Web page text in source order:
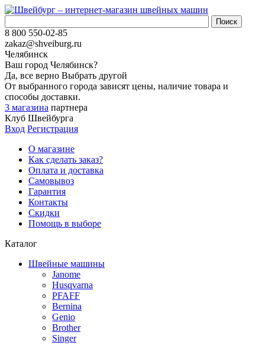
8 800 550-02-85
zakaz@shveiburg.ru
Челябинск
Ваш город Челябинск?
Да, все верно Выбрать другой
От выбранного города зависят цены, наличие товара и
способы доставки.
3 магазина партнера
Клуб Швейбурга
Вход Регистрация
О магазине
Как сделать заказ?
Оплата и доставка
Самовывоз
Гарантия
Контакты
Скидки
Помощь в выборе
Каталог
Швейные машины
Janome
Husqvarna
PFAFF
Bernina
Genio
Brother
Singer